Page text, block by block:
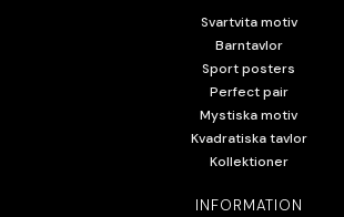
Svartvita motiv
Barntavlor
Sport posters
Perfect pair
Mystiska motiv
Kvadratiska tavlor
Kollektioner
INFORMATION